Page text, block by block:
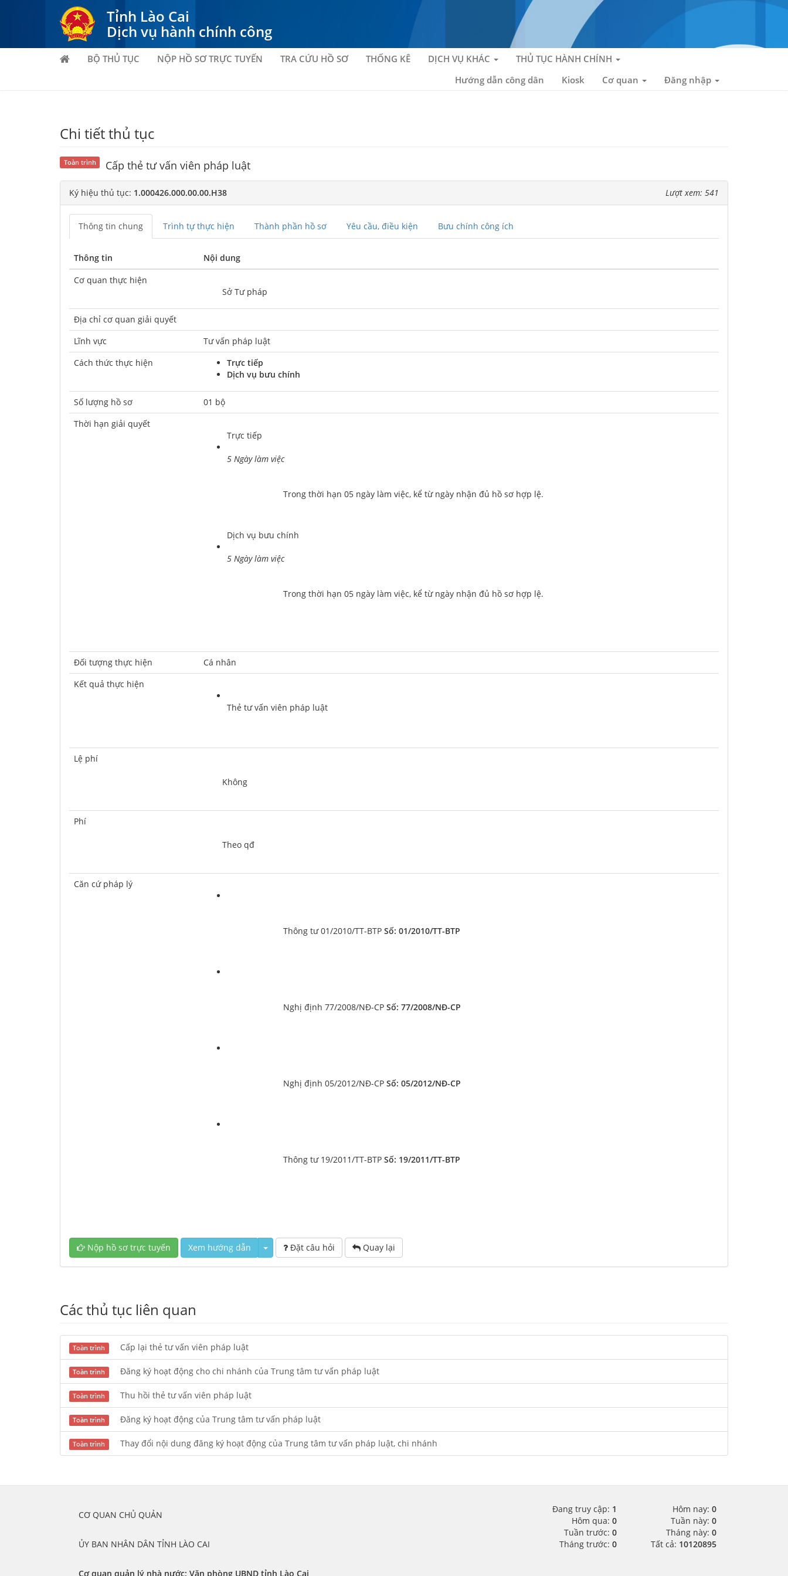
Tỉnh Lào Cai
Dịch vụ hành chính công
BỘ THỦ TỤC NỘP HỒ SƠ TRỰC TUYẾN TRA CỨU HỒ SƠ THỐNG KÊ DỊCH VỤ KHÁC
THỦ TỤC HÀNH CHÍNH
Hướng dẫn công dân
Kiosk Cơ quan Đăng nhập
Chi tiết thủ tục
Toàn trình Cấp thẻ tư vấn viên pháp luật
Ký hiệu thủ tục: 1.000426.000.00.00.H38 Lượt xem: 541
Thông tin chung Trình tự thực hiện Thành phần hồ sơ Yêu cầu, điều kiện Bưu chính công ích
Thông tin
Nội dung
Cơ quan thực hiện
	Sở Tư pháp
Địa chỉ cơ quan giải quyết
Lĩnh vực
Tư vấn pháp luật
Cách thức thực hiện
Trực tiếp
Dịch vụ bưu chính
Số lượng hồ sơ
01 bộ
Thời hạn giải quyết
Trực tiếp
5 Ngày làm việc
			Trong thời hạn 05 ngày làm việc, kể từ ngày nhận đủ hồ sơ hợp lệ.
Dịch vụ bưu chính
5 Ngày làm việc
			Trong thời hạn 05 ngày làm việc, kể từ ngày nhận đủ hồ sơ hợp lệ.
Ðối tượng thực hiện
Cá nhân
Kết quả thực hiện
Thẻ tư vấn viên pháp luật
Lệ phí
	Không
Phí
	Theo qđ
Căn cứ pháp lý
			Thông tư 01/2010/TT-BTP
Số: 01/2010/TT-BTP
			Nghị định 77/2008/NĐ-CP
Số: 77/2008/NĐ-CP
			Nghị định 05/2012/NĐ-CP
Số: 05/2012/NĐ-CP
			Thông tư 19/2011/TT-BTP
Số: 19/2011/TT-BTP
Nộp hồ sơ trực tuyến Xem hướng dẫn Đặt câu hỏi Quay lại
Các thủ tục liên quan
Toàn trình Cấp lại thẻ tư vấn viên pháp luật
Toàn trình Đăng ký hoạt động cho chi nhánh của Trung tâm tư vấn pháp luật
Toàn trình Thu hồi thẻ tư vấn viên pháp luật
Toàn trình Đăng ký hoạt động của Trung tâm tư vấn pháp luật
Toàn trình Thay đổi nội dung đăng ký hoạt động của Trung tâm tư vấn pháp luật, chi nhánh
	CƠ QUAN CHỦ QUẢN
	ỦY BAN NHÂN DÂN TỈNH LÀO CAI
Cơ quan quản lý nhà nước: Văn phòng UBND tỉnh Lào Cai
Đang truy cập: 1 Hôm nay: 0
Hôm qua: 0 Tuần này: 0
Tuần trước: 0 Tháng này: 0
Tháng trước: 0 Tất cả: 10120895